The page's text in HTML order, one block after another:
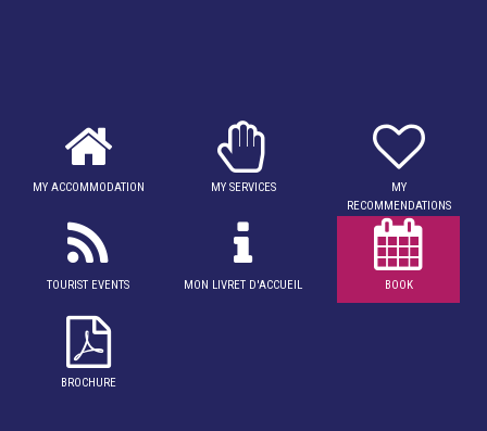
MY ACCOMMODATION MY SERVICES
MY
RECOMMENDATIONS
TOURIST EVENTS MON LIVRET D'ACCUEIL BOOK
BROCHURE